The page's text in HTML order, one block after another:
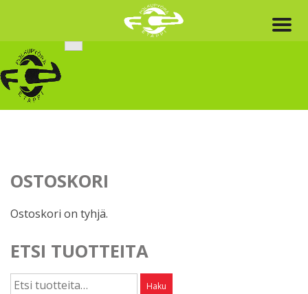
content
OSTOSKORI
Ostoskori on tyhjä.
ETSI TUOTTEITA
Etsi: Haku